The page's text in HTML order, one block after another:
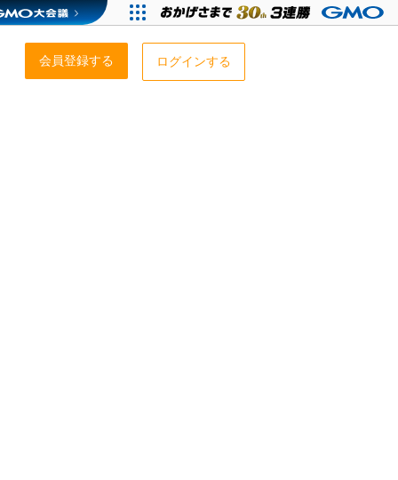
会員登録する ログインする